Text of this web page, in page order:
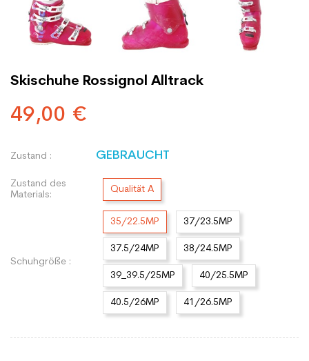
Skischuhe Rossignol Alltrack
49,00 €
Zustand : GEBRAUCHT
Zustand des
Materials:
Qualität A
Schuhgröße :
35/22.5MP 37/23.5MP
37.5/24MP 38/24.5MP
39_39.5/25MP 40/25.5MP
40.5/26MP 41/26.5MP